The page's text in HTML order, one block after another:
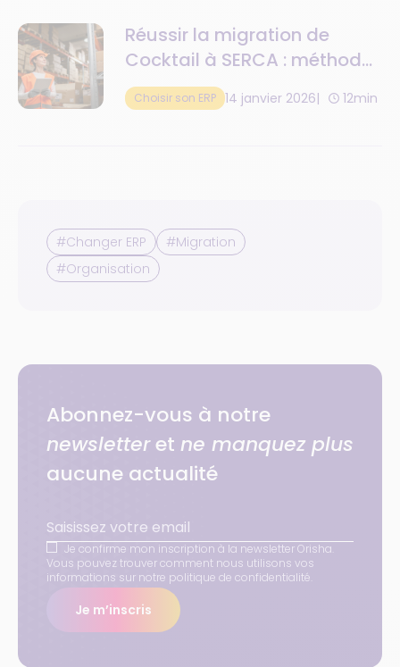
Réussir la migration de
Cocktail à SERCA : méthode,
reprise de données,
organisation
Choisir son ERP 14 janvier 2026 12min
#Changer ERP
#Migration
#Organisation
Abonnez-vous à notre
newsletteret ne manquez plus
aucune actualité
Je confirme mon inscription à la newsletter Orisha.
Vous pouvez trouver comment nous utilisons vos
informations sur notre politique de confidentialité.
Je m’inscris